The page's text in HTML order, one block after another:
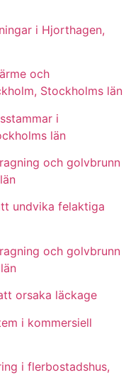
i Hjorthagen,
och
Stockholms län
i
län
och golvbrunn
undvika felaktiga
och golvbrunn
orsaka läckage
i kommersiell
i flerbostadshus,